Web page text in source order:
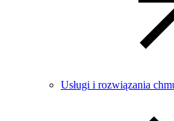
Usługi i rozwiązania